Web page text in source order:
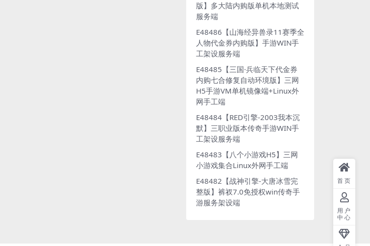
版】多大陆内购版单机本地测试
服务端
E48486【山海经异兽录11赛季全
人物代金券内购版】手游WIN手
工架设服务端
E48485【三国·兵临天下代金券
内购七合修复自动环境版】三网
H5手游VM单机镜像端+Linux外
网手工端
E48484【RED引擎-2003我本沉
默】三职业版本传奇手游WIN手
工架设服务端
E48483【八个小游戏H5】三网
小游戏集合Linux外网手工端
E48482【战神引擎-大唐冰雪完
整版】裤衩7.0免授权win传奇手
游服务架设端
首页
用户
中心